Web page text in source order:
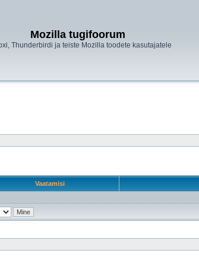
Mozilla tugifoorum
Thunderbirdi ja teiste Mozilla toodete kasutajatele
Vaatamisi